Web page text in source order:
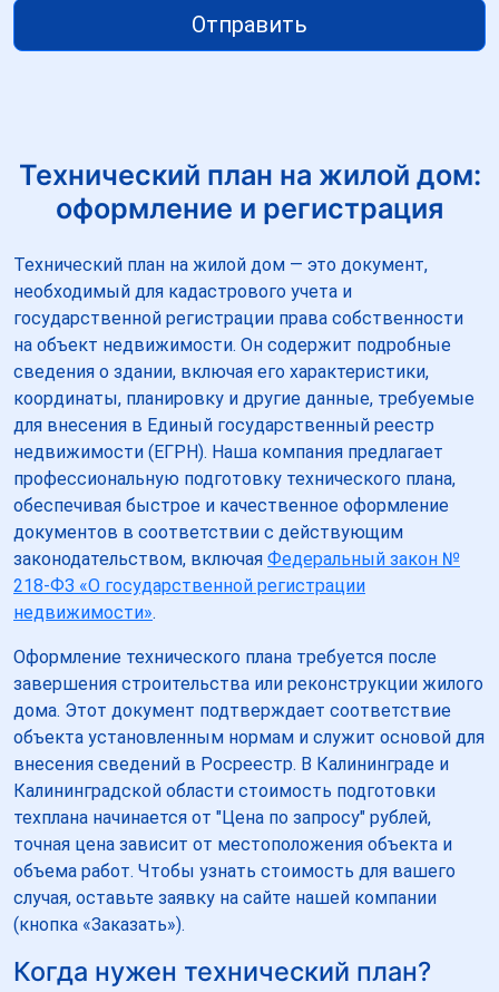
Отправить
Технический план на жилой дом:
оформление и регистрация
Технический план на жилой дом — это документ,
необходимый для кадастрового учета и
государственной регистрации права собственности
на объект недвижимости. Он содержит подробные
сведения о здании, включая его характеристики,
координаты, планировку и другие данные, требуемые
для внесения в Единый государственный реестр
недвижимости (ЕГРН). Наша компания предлагает
профессиональную подготовку технического плана,
обеспечивая быстрое и качественное оформление
документов в соответствии с действующим
законодательством, включая Федеральный закон №
218-ФЗ «О государственной регистрации
недвижимости».
Оформление технического плана требуется после
завершения строительства или реконструкции жилого
дома. Этот документ подтверждает соответствие
объекта установленным нормам и служит основой для
внесения сведений в Росреестр. В Калининграде и
Калининградской области стоимость подготовки
техплана начинается от "Цена по запросу" рублей,
точная цена зависит от местоположения объекта и
объема работ. Чтобы узнать стоимость для вашего
случая, оставьте заявку на сайте нашей компании
(кнопка «Заказать»).
Когда нужен технический план?